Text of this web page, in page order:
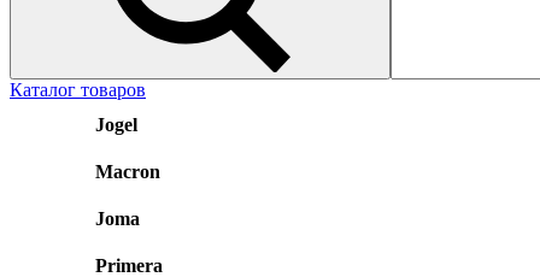
Каталог товаров
Jogel
Macron
Joma
Primera